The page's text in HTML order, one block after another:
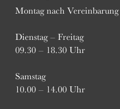
Montag nach Vereinbarung
Dienstag – Freitag
09.30 – 18.30 Uhr
Samstag
10.00 – 14.00 Uhr